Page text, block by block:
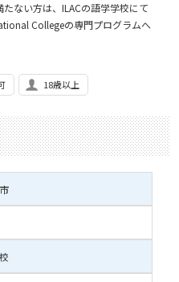
ない方は、ILACの語学学校にて
Collegeの専門プログラムへ
18歳以上